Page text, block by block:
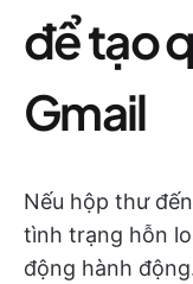
để tạo
Gmail
Nếu hộp thư
tình trạng hỗn
động hành